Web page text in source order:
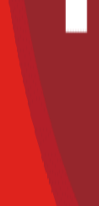
medios de comunicación.